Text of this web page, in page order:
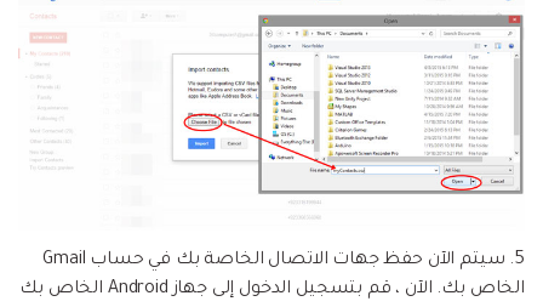
5. سيتم الآن حفظ جهات الاتصال الخاصة بك في حساب Gmail
الخاص بك. الآن ، قم بتسجيل الدخول إلى جهاز Android الخاص بك